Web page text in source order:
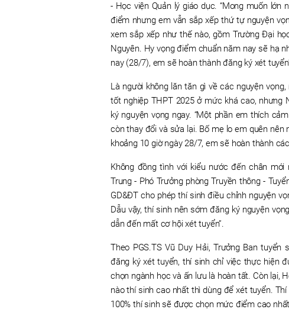
- Học viện Quản lý giáo dục. “Mong muốn
điểm nhưng em vẫn sắp xếp thứ tự nguyện
xem sắp xếp như thế nào, gồm Trường Đại
Nguyên. Hy vọng điểm chuẩn năm nay sẽ hạ
nay (28/7), em sẽ hoàn thành đăng ký xét
Là người không lăn tăn gì về các nguyện
tốt nghiệp THPT 2025 ở mức khá cao, nhưng
ký nguyện vọng ngay. “Một phần em thích
còn thay đổi và sửa lại. Bố mẹ lo em quên
khoảng 10 giờ ngày 28/7, em sẽ hoàn thành
Không đồng tình với kiểu nước đến chân
Trung - Phó Trưởng phòng Truyền thông -
GD&ĐT cho phép thí sinh điều chỉnh nguyện
Dẫu vậy, thí sinh nên sớm đăng ký nguyện
dẫn đến mất cơ hội xét tuyển”.
Theo PGS.TS Vũ Duy Hải, Trưởng Ban
đăng ký xét tuyển, thí sinh chỉ việc thực hiện
chọn ngành học và ấn lưu là hoàn tất. Còn lại,
nào thí sinh cao nhất thì dùng để xét tuyển.
100% thí sinh sẽ được chọn mức điểm cao